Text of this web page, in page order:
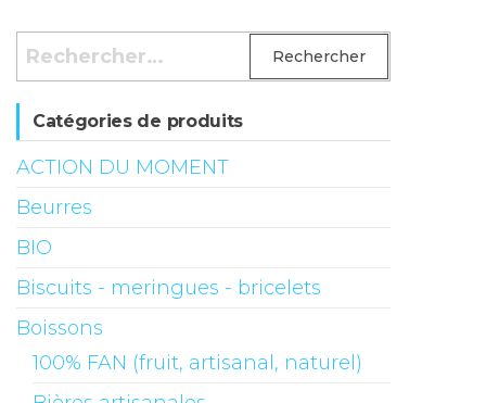
Rechercher :
Catégories de produits
ACTION DU MOMENT
Beurres
BIO
Biscuits - meringues - bricelets
Boissons
100% FAN (fruit, artisanal, naturel)